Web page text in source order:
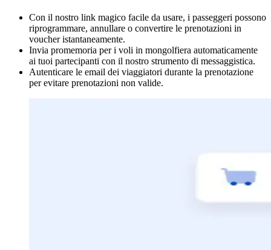
Con il nostro link magico facile da usare, i passeggeri possono
riprogrammare, annullare o convertire le prenotazioni in
voucher istantaneamente.
Invia promemoria per i voli in mongolfiera automaticamente
ai tuoi partecipanti con il nostro strumento di messaggistica.
Autenticare le email dei viaggiatori durante la prenotazione
per evitare prenotazioni non valide.